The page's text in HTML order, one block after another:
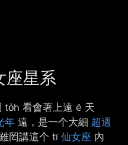
座星系
to̍h 看會著上遠 ê 天
年 遠，是一个大細 超過
罔講這个 tī 仙女座 內